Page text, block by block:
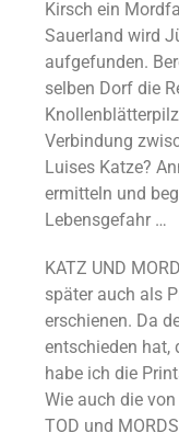
Kirsch ein
Sauerland wird
aufgefunden.
selben Dorf die
Verbindung
Luises Katze?
ermitteln und
Lebensgefahr …
KATZ UND
später auch als
erschienen. Da
entschieden hat,
habe ich die
Wie auch die von
TOD und